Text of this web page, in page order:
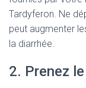
Tardyferon. Ne
peut augmenter
la diarrhée.
2. Prenez